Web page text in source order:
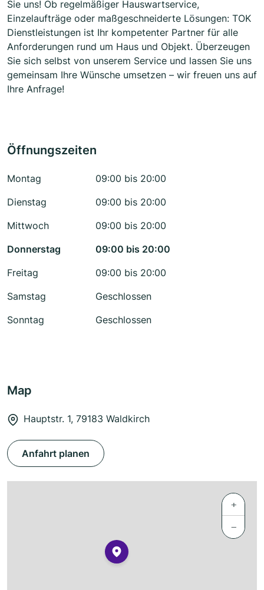
Sie uns! Ob regelmäßiger Hauswartservice,
Einzelaufträge oder maßgeschneiderte Lösungen: TOK
Dienstleistungen ist Ihr kompetenter Partner für alle
Anforderungen rund um Haus und Objekt. Überzeugen
Sie sich selbst von unserem Service und lassen Sie uns
gemeinsam Ihre Wünsche umsetzen – wir freuen uns auf
Ihre Anfrage!
Öffnungszeiten
Montag
09:00 bis 20:00
Dienstag
09:00 bis 20:00
Mittwoch
09:00 bis 20:00
Donnerstag
09:00 bis 20:00
Freitag
09:00 bis 20:00
Samstag
Geschlossen
Sonntag
Geschlossen
Map
Hauptstr. 1, 79183 Waldkirch
Anfahrt planen
+
−